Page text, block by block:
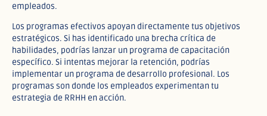
empleados.
Los programas efectivos apoyan directamente tus objetivos
estratégicos. Si has identificado una brecha crítica de
habilidades, podrías lanzar un programa de capacitación
específico. Si intentas mejorar la retención, podrías
implementar un programa de desarrollo profesional. Los
programas son donde los empleados experimentan tu
estrategia de RRHH en acción.